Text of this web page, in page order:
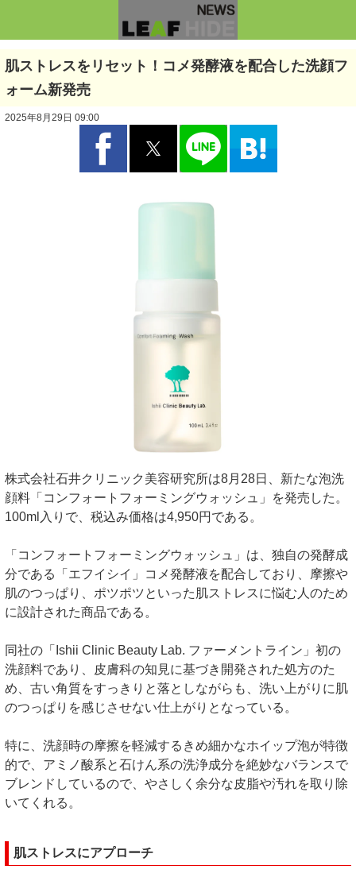
肌ストレスをリセット！コメ発酵液を配合した洗顔フ
ォーム新発売
2025年8月29日 09:00
株式会社石井クリニック美容研究所は8月28日、新たな泡洗
顔料「コンフォートフォーミングウォッシュ」を発売した。
100ml入りで、税込み価格は4,950円である。
「コンフォートフォーミングウォッシュ」は、独自の発酵成
分である「エフイシイ」コメ発酵液を配合しており、摩擦や
肌のつっぱり、ポツポツといった肌ストレスに悩む人のため
に設計された商品である。
同社の「Ishii Clinic Beauty Lab. ファーメントライン」初の
洗顔料であり、皮膚科の知見に基づき開発された処方のた
め、古い角質をすっきりと落としながらも、洗い上がりに肌
のつっぱりを感じさせない仕上がりとなっている。
特に、洗顔時の摩擦を軽減するきめ細かなホイップ泡が特徴
的で、アミノ酸系と石けん系の洗浄成分を絶妙なバランスで
ブレンドしているので、やさしく余分な皮脂や汚れを取り除
いてくれる。
肌ストレスにアプローチ